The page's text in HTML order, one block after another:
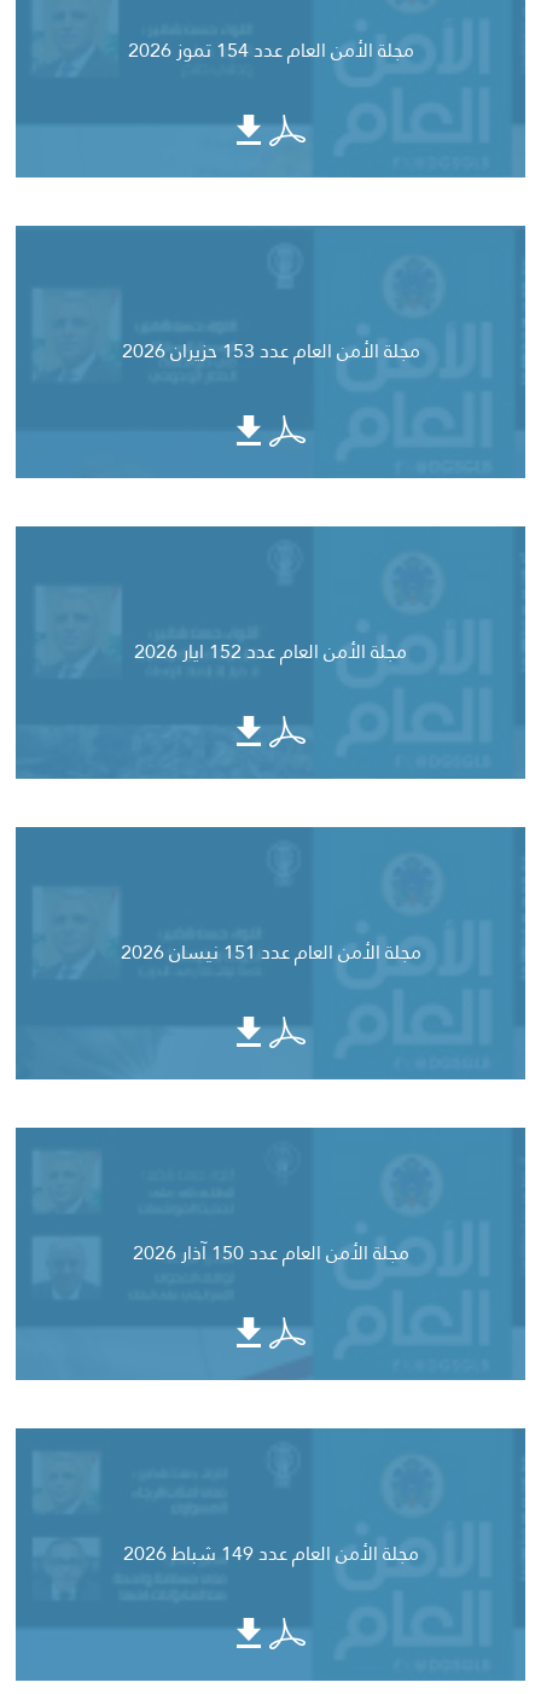
مجلة الأمن العام عدد 154 تموز 2026
مجلة الأمن العام عدد 153 حزيران 2026
مجلة الأمن العام عدد 152 ايار 2026
مجلة الأمن العام عدد 151 نيسان 2026
مجلة الأمن العام عدد 150 آذار 2026
مجلة الأمن العام عدد 149 شباط 2026